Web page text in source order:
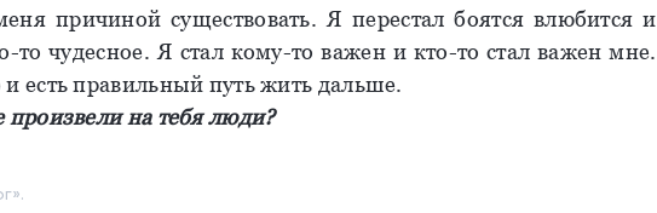
причиной существовать. Я перестал боятся влюбится и
то чудесное. Я стал кому-то важен и кто-то стал важен мне.
есть правильный путь жить дальше.
произвели на тебя люди?